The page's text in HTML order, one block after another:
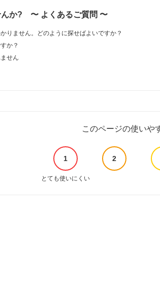
か? 〜 よくあるご質問 〜
りません。どのように探せばよいですか？
か？
せん
このページの使いや
1 2
とても使いにくい